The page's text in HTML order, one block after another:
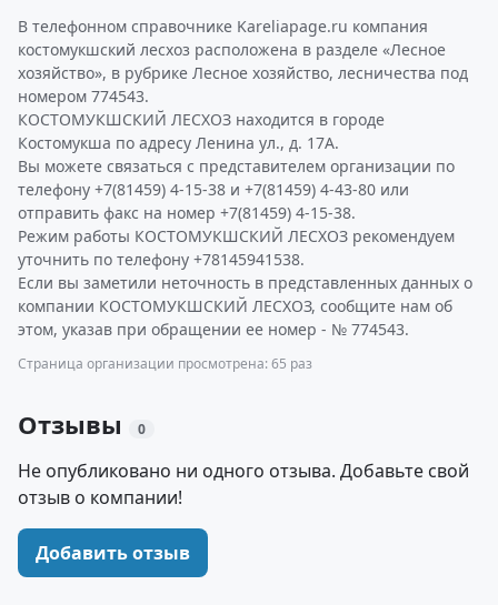
В телефонном справочнике Kareliapage.ru компания
костомукшский лесхоз расположена в разделе «Лесное
хозяйство», в рубрике Лесное хозяйство, лесничества под
номером 774543.
КОСТОМУКШСКИЙ ЛЕСХОЗ находится в городе
Костомукша по адресу Ленина ул., д. 17А.
Вы можете связаться с представителем организации по
телефону +7(81459) 4-15-38 и +7(81459) 4-43-80 или
отправить факс на номер +7(81459) 4-15-38.
Режим работы КОСТОМУКШСКИЙ ЛЕСХОЗ рекомендуем
уточнить по телефону +78145941538.
Если вы заметили неточность в представленных данных о
компании КОСТОМУКШСКИЙ ЛЕСХОЗ, сообщите нам об
этом, указав при обращении ее номер - № 774543.
Страница организации просмотрена: 65 раз
Отзывы 0
Не опубликовано ни одного отзыва. Добавьте свой
отзыв о компании!
Добавить отзыв